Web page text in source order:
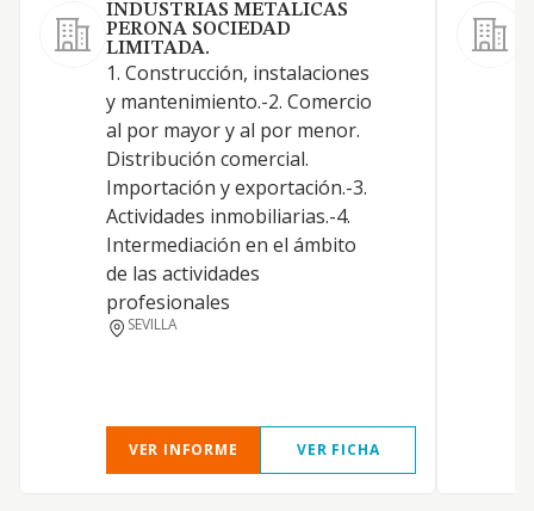
INDUSTRIAS METALICAS
PERONA SOCIEDAD
LIMITADA.
1. Construcción, instalaciones
y mantenimiento.-2. Comercio
al por mayor y al por menor.
Distribución comercial.
Importación y exportación.-3.
Actividades inmobiliarias.-4.
Intermediación en el ámbito
de las actividades
profesionales
SEVILLA
VER INFORME VER FICHA